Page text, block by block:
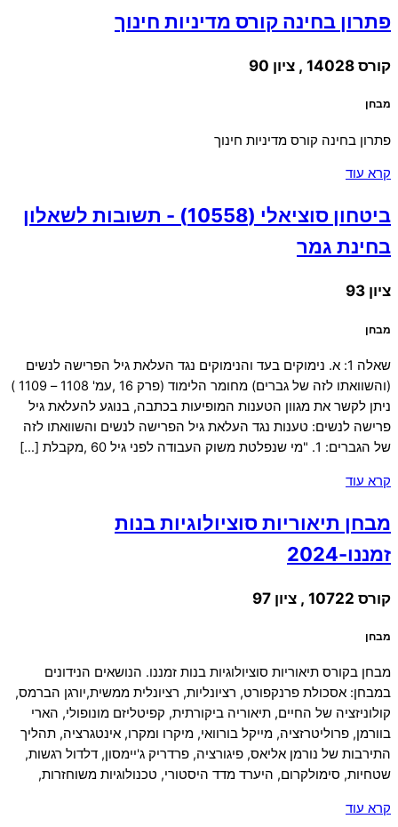
פתרון בחינה קורס מדיניות חינוך
קורס 14028 , ציון 90
מבחן
פתרון בחינה קורס מדיניות חינוך
קרא עוד
ביטחון סוציאלי (10558) - תשובות לשאלון
בחינת גמר
ציון 93
מבחן
שאלה 1: א. נימוקים בעד והנימוקים נגד העלאת גיל הפרישה לנשים
(והשוואתו לזה של גברים) מחומר הלימוד (פרק 16 ,עמ' 1108 – 1109 )
ניתן לקשר את מגוון הטענות המופיעות בכתבה, בנוגע להעלאת גיל
פרישה לנשים: טענות נגד העלאת גיל הפרישה לנשים והשוואתו לזה
של הגברים: 1. "מי שנפלטת משוק העבודה לפני גיל 60 ,מקבלת […]
קרא עוד
מבחן תיאוריות סוציולוגיות בנות
זמננו-2024
קורס 10722 , ציון 97
מבחן
מבחן בקורס תיאוריות סוציולוגיות בנות זמננו. הנושאים הנידונים
במבחן: אסכולת פרנקפורט, רציונליות, רציונלית ממשית,יורגן הברמס,
קולוניזציה של החיים, תיאוריה ביקורתית, קפיטליזם מונופולי, הארי
בוורמן, פרוליטרזציה, מייקל בורוואי, מיקרו ומקרו, אינטגרציה, תהליך
התירבות של נורמן אליאס, פיגורציה, פרדריק ג'יימסון, דלדול רגשות,
שטחיות, סימולקרום, היערד מדד היסטורי, טכנולוגיות משוחזרות,
קרא עוד